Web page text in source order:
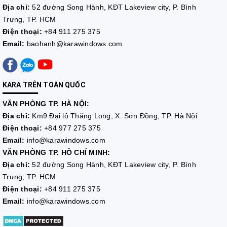
Địa chỉ: 52 đường Song Hành, KĐT Lakeview city, P. Bình
Trưng, TP. HCM
Điện thoại: +84 911 275 375
Email: baohanh@karawindows.com
KARA TRÊN TOÀN QUỐC
VĂN PHÒNG TP. HÀ NỘI:
Địa chỉ: Km9 Đại lộ Thăng Long, X. Sơn Đồng, TP. Hà Nội
Điện thoại: +84 977 275 375
Email: info@karawindows.com
VĂN PHÒNG TP. HỒ CHÍ MINH:
Địa chỉ:52 đường Song Hành, KĐT Lakeview city, P. Bình
Trưng, TP. HCM
Điện thoại: +84 911 275 375
Email: info@karawindows.com